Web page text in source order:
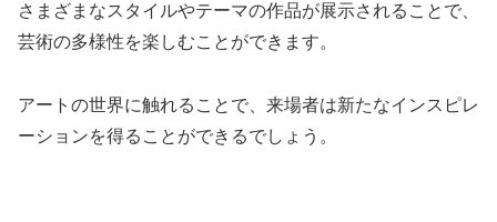
さまざまなスタイルやテーマの作品が展示されることで、
芸術の多様性を楽しむことができます。
アートの世界に触れることで、来場者は新たなインスピレ
ーションを得ることができるでしょう。